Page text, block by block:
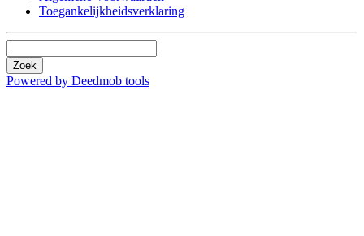
Toegankelijkheidsverklaring
Zoek
Powered by Deedmob tools